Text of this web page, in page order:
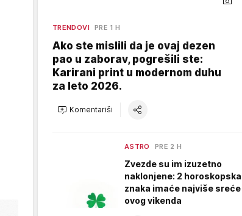
TRENDOVI PRE 1 H
Ako ste mislili da je ovaj dezen
pao u zaborav, pogrešili ste:
Karirani print u modernom duhu
za leto 2026.
Komentariši
ASTRO PRE 2 H
Zvezde su im izuzetno
naklonjene: 2 horoskopska
znaka imaće najviše sreće
ovog vikenda